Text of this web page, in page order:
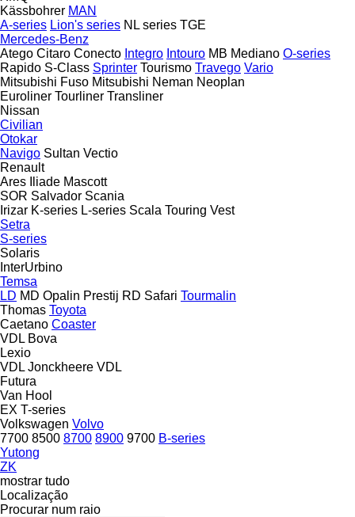
Kässbohrer MAN
A-series Lion's series NL series TGE
Mercedes-Benz
Atego Citaro Conecto Integro Intouro MB Mediano O-series
Rapido S-Class Sprinter Tourismo Travego Vario
Mitsubishi Fuso Mitsubishi Neman Neoplan
Euroliner Tourliner Transliner
Nissan
Civilian
Otokar
Navigo Sultan Vectio
Renault
Ares
Iliade Mascott
SOR Salvador Scania
Irizar K-series L-series Scala Touring Vest
Setra
S-series
Solaris
InterUrbino
Temsa
LD MD Opalin Prestij RD Safari Tourmalin
Thomas Toyota
Caetano Coaster
VDL Bova
Lexio
VDL Jonckheere VDL
Futura
Van Hool
EX T-series
Volkswagen Volvo
7700 8500 8700 8900 9700 B-series
Yutong
ZK
mostrar tudo
Localização
Procurar num raio